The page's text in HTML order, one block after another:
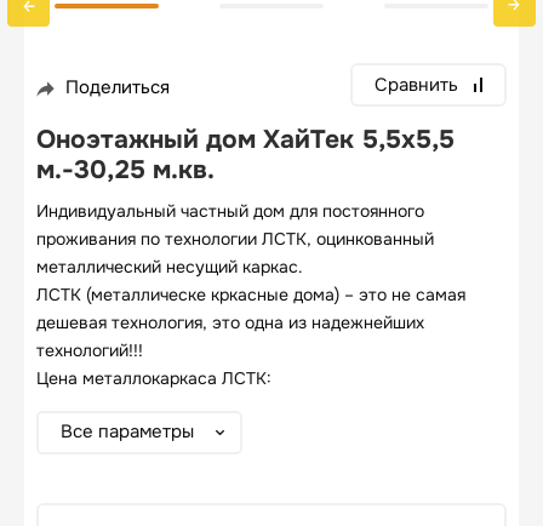
Поделиться Сравнить
Оноэтажный дом ХайТек 5,5х5,5
м.-30,25 м.кв.
Индивидуальный частный дом для постоянного
проживания по технологии ЛСТК, оцинкованный
металлический несущий каркас.
ЛСТК (металлическе кркасные дома) – это не самая
дешевая технология, это одна из надежнейших
технологий!!!
Цена металлокаркаса ЛСТК:
Все параметры